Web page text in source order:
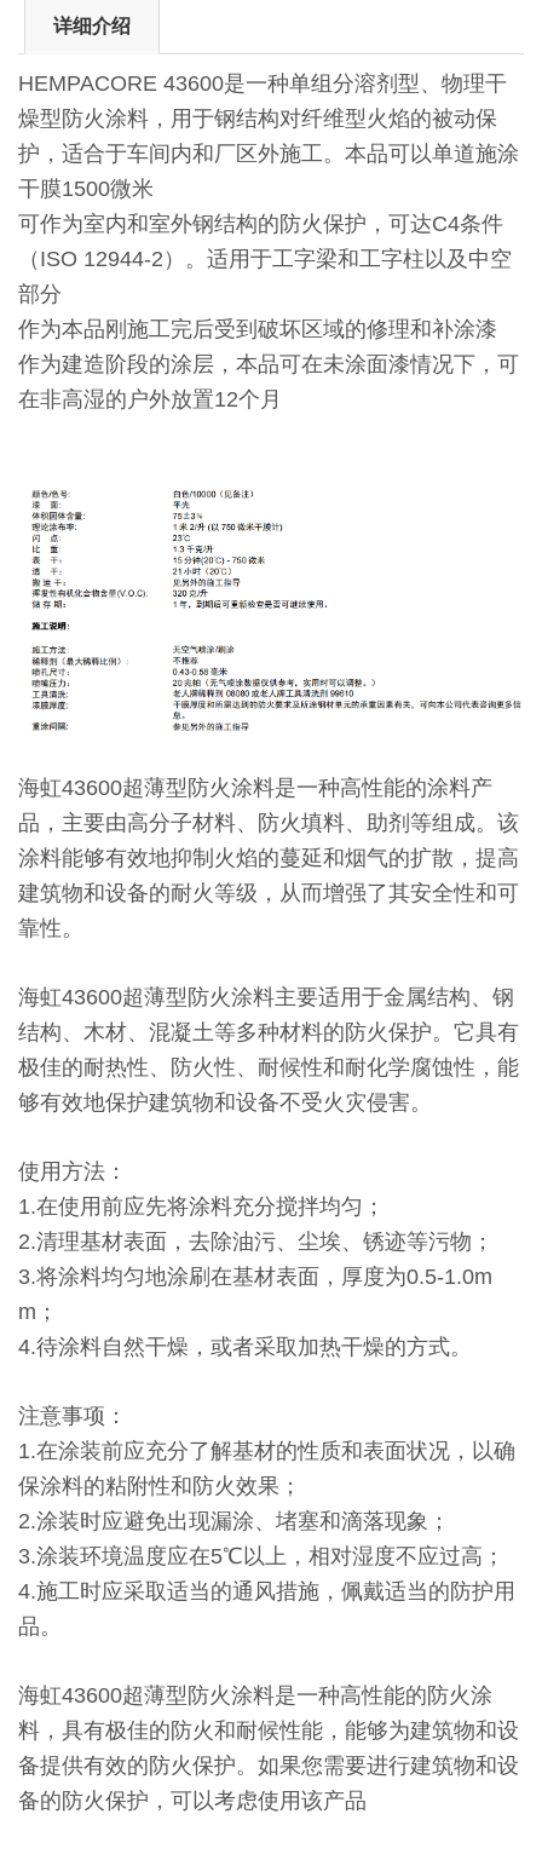
详细介绍
HEMPACORE 43600是一种单组分溶剂型、物理干
燥型防火涂料，用于钢结构对纤维型火焰的被动保
护，适合于车间内和厂区外施工。本品可以单道施涂
干膜1500微米
可作为室内和室外钢结构的防火保护，可达C4条件
（ISO 12944-2）。适用于工字梁和工字柱以及中空
部分
作为本品刚施工完后受到破坏区域的修理和补涂漆
作为建造阶段的涂层，本品可在未涂面漆情况下，可
在非高湿的户外放置12个月
海虹43600超薄型防火涂料是一种高性能的涂料产
品，主要由高分子材料、防火填料、助剂等组成。该
涂料能够有效地抑制火焰的蔓延和烟气的扩散，提高
建筑物和设备的耐火等级，从而增强了其安全性和可
靠性。
海虹43600超薄型防火涂料主要适用于金属结构、钢
结构、木材、混凝土等多种材料的防火保护。它具有
极佳的耐热性、防火性、耐候性和耐化学腐蚀性，能
够有效地保护建筑物和设备不受火灾侵害。
使用方法：
1.在使用前应先将涂料充分搅拌均匀；
2.清理基材表面，去除油污、尘埃、锈迹等污物；
3.将涂料均匀地涂刷在基材表面，厚度为0.5-1.0m
m；
4.待涂料自然干燥，或者采取加热干燥的方式。
注意事项：
1.在涂装前应充分了解基材的性质和表面状况，以确
保涂料的粘附性和防火效果；
2.涂装时应避免出现漏涂、堵塞和滴落现象；
3.涂装环境温度应在5℃以上，相对湿度不应过高；
4.施工时应采取适当的通风措施，佩戴适当的防护用
品。
海虹43600超薄型防火涂料是一种高性能的防火涂
料，具有极佳的防火和耐候性能，能够为建筑物和设
备提供有效的防火保护。如果您需要进行建筑物和设
备的防火保护，可以考虑使用该产品